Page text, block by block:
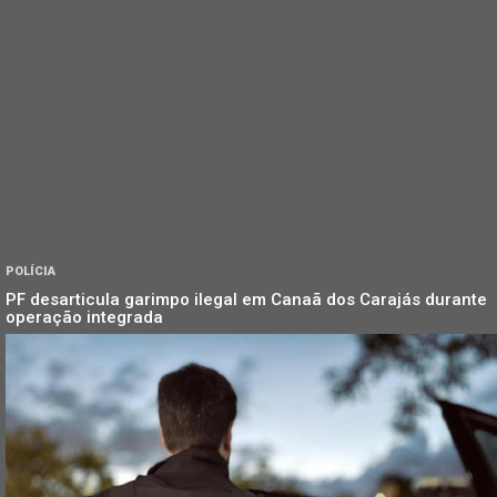
POLÍCIA
PF desarticula garimpo ilegal em Canaã dos Carajás durante
operação integrada